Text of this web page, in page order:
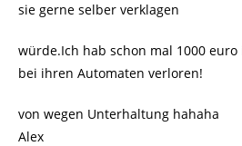
sie gerne selber verklagen
würde.Ich hab schon mal 1000
bei ihren Automaten verloren!
von wegen Unterhaltung hahaha
Alex